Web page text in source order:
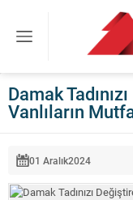
Damak
Vanlıların
01 Aralık2024